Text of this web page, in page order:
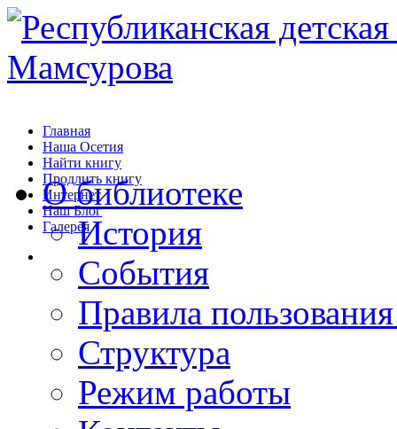
Главная
Наша Осетия
Найти книгу
Продлить книгу
Интернет
Наш Блог
Галерея
О библиотеке
История
События
Правила
Структура
Режим работы